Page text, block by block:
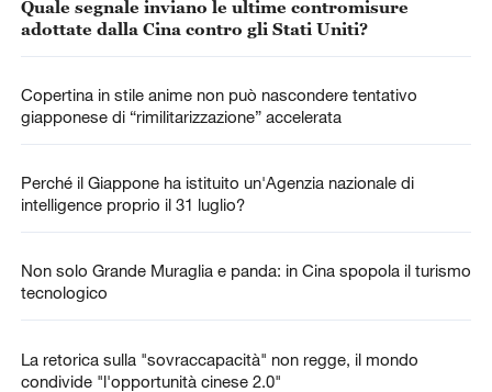
Quale segnale inviano le ultime contromisure
adottate dalla Cina contro gli Stati Uniti?
Copertina in stile anime non può nascondere tentativo
giapponese di “rimilitarizzazione” accelerata
Perché il Giappone ha istituito un'Agenzia nazionale di
intelligence proprio il 31 luglio?
Non solo Grande Muraglia e panda: in Cina spopola il turismo
tecnologico
La retorica sulla "sovraccapacità" non regge, il mondo
condivide "l'opportunità cinese 2.0"